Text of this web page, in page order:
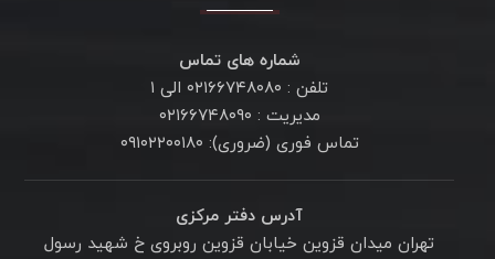
شماره های تماس
تلفن : ۰۲۱۶۶۷۴۸۰۸۰ الی ۱
مدیریت : ۰۲۱۶۶۷۴۸۰۹۰
تماس فوری (ضروری): ۰۹۱۰۲۲۰۰۱۸۰
آدرس دفتر مرکزی
تهران میدان قزوین خیابان قزوین روبروی خ شهید رسول